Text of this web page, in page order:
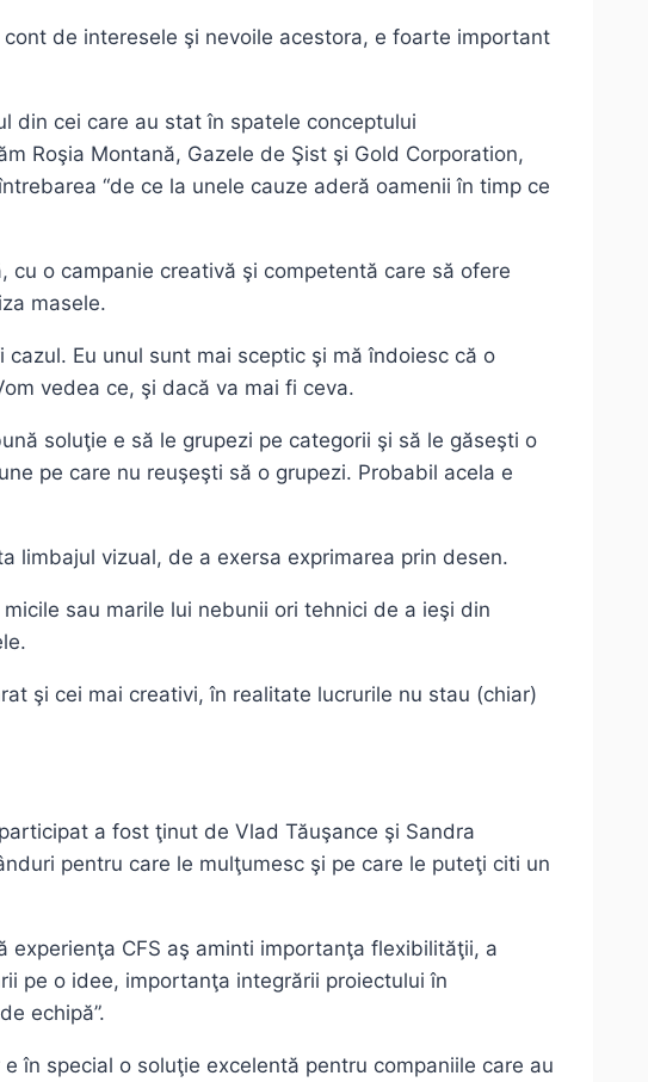
de interesele şi nevoile acestora, e foarte important
din cei care au stat în spatele conceptului
Roşia Montană, Gazele de Şist şi Gold Corporation,
“de ce la unele cauze aderă oamenii în timp ce
o campanie creativă şi competentă care să ofere
masele.
Eu unul sunt mai sceptic şi mă îndoiesc că o
vedea ce, şi dacă va mai fi ceva.
soluţie e să le grupezi pe categorii şi să le găseşti o
pe care nu reuşeşti să o grupezi. Probabil acela e
limbajul vizual, de a exersa exprimarea prin desen.
sau marile lui nebunii ori tehnici de a ieşi din
şi cei mai creativi, în realitate lucrurile nu stau (chiar)
a fost ţinut de Vlad Tăuşance şi Sandra
pentru care le mulţumesc şi pe care le puteţi citi un
experienţa CFS aş aminti importanţa flexibilităţii, a
pe o idee, importanţa integrării proiectului în
echipă”.
în special o soluţie excelentă pentru companiile care au